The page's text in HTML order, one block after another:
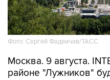
Фото: Сергей Фадеичев/ТАСС
Москва. 9 августа.
районе "Лужников"